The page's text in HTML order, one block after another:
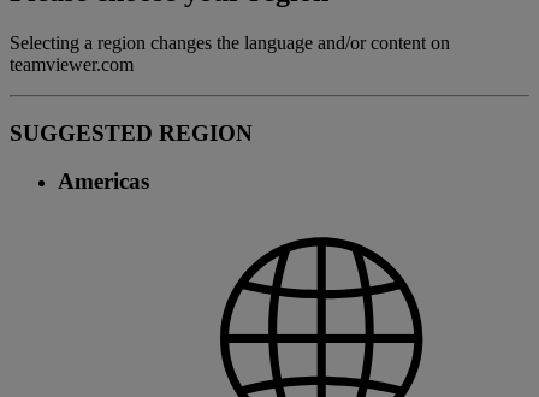
Selecting a region changes the language and/or content on
teamviewer.com
SUGGESTED REGION
Americas